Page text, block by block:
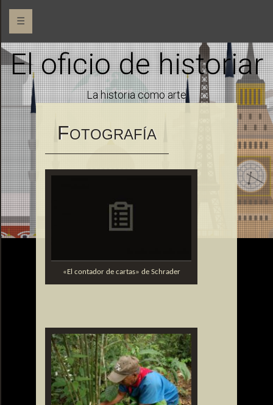
☰
El oficio de historiar
La historia como arte
FOTOGRAFÍA
«El contador de cartas» de Schrader